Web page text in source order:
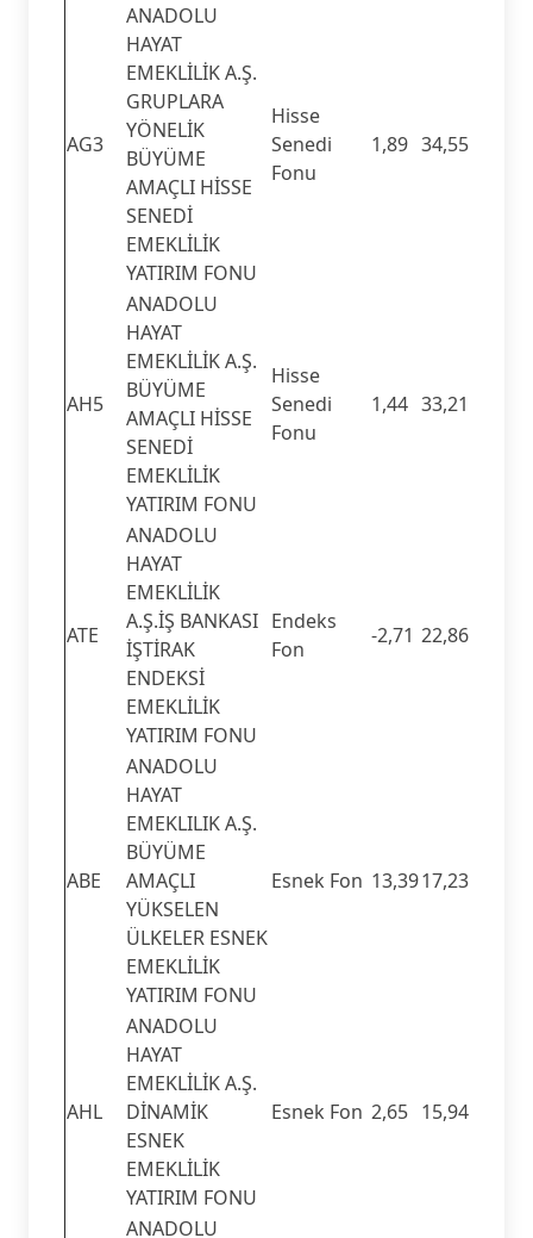
AG3
ANADOLU
HAYAT
EMEKLİLİK A.Ş.
GRUPLARA
YÖNELİK
BÜYÜME
AMAÇLI HİSSE
SENEDİ
EMEKLİLİK
YATIRIM FONU
Hisse
Senedi
Fonu
1,89 34,55
AH5
ANADOLU
HAYAT
EMEKLİLİK A.Ş.
BÜYÜME
AMAÇLI HİSSE
SENEDİ
EMEKLİLİK
YATIRIM FONU
Hisse
Senedi
Fonu
1,44 33,21
ATE
ANADOLU
HAYAT
EMEKLİLİK
A.Ş.İŞ BANKASI
İŞTİRAK
ENDEKSİ
EMEKLİLİK
YATIRIM FONU
Endeks
Fon
-2,71 22,86
ABE
ANADOLU
HAYAT
EMEKLILIK A.Ş.
BÜYÜME
AMAÇLI
YÜKSELEN
ÜLKELER ESNEK
EMEKLİLİK
YATIRIM FONU
Esnek Fon 13,3917,23
AHL
ANADOLU
HAYAT
EMEKLİLİK A.Ş.
DİNAMİK
ESNEK
EMEKLİLİK
YATIRIM FONU
Esnek Fon 2,65 15,94
ANADOLU